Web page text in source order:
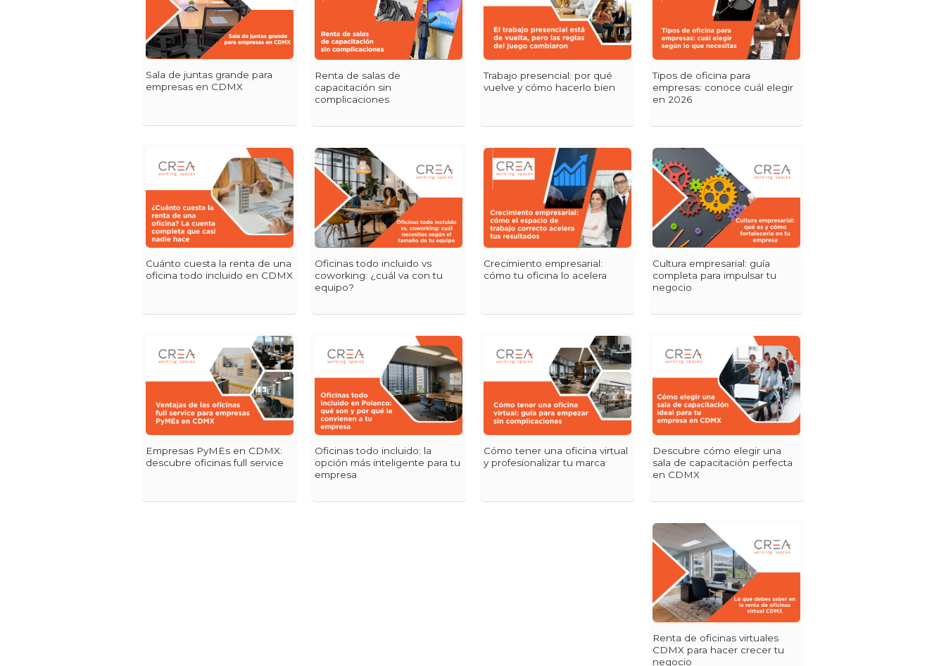
Sala de juntas grande para
empresas en CDMX
Renta de salas de
capacitación sin
complicaciones
Trabajo presencial: por qué
vuelve y cómo hacerlo bien
Tipos de oficina para
empresas: conoce cuál elegir
en 2026
Cuánto cuesta la renta de una
oficina todo incluido en CDMX
Oficinas todo incluido vs
coworking: ¿cuál va con tu
equipo?
Crecimiento empresarial:
cómo tu oficina lo acelera
Cultura empresarial: guía
completa para impulsar tu
negocio
Empresas PyMEs en CDMX:
descubre oficinas full service
Oficinas todo incluido: la
opción más inteligente para tu
empresa
Cómo tener una oficina virtual
y profesionalizar tu marca
Descubre cómo elegir una
sala de capacitación perfecta
en CDMX
Renta de oficinas virtuales
CDMX para hacer crecer tu
negocio